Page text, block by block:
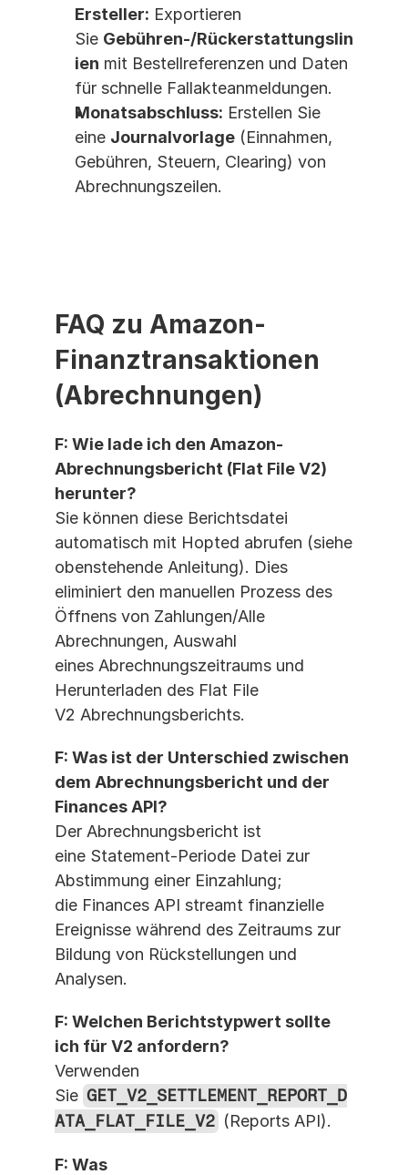
Ersteller: Exportieren
Sie Gebühren-/Rückerstattungslin
ien mit Bestellreferenzen und Daten
für schnelle Fallakteanmeldungen.
Monatsabschluss: Erstellen Sie
eine Journalvorlage (Einnahmen,
Gebühren, Steuern, Clearing) von
Abrechnungszeilen.
FAQ zu Amazon-
Finanztransaktionen
(Abrechnungen)
F: Wie lade ich den Amazon-
Abrechnungsbericht (Flat File V2)
herunter?
Sie können diese Berichtsdatei
automatisch mit Hopted abrufen (siehe
obenstehende Anleitung). Dies
eliminiert den manuellen Prozess des
Öffnens von Zahlungen/Alle
Abrechnungen, Auswahl
eines Abrechnungszeitraums und
Herunterladen des Flat File
V2 Abrechnungsberichts.
F: Was ist der Unterschied zwischen
dem Abrechnungsbericht und der
Finances API?
Der Abrechnungsbericht ist
eine Statement-Periode Datei zur
Abstimmung einer Einzahlung;
die Finances API streamt finanzielle
Ereignisse während des Zeitraums zur
Bildung von Rückstellungen und
Analysen.
F: Welchen Berichtstypwert sollte
ich für V2 anfordern?
Verwenden
Sie GET_V2_SETTLEMENT_REPORT_D
ATA_FLAT_FILE_V2 (Reports API).
F: Was